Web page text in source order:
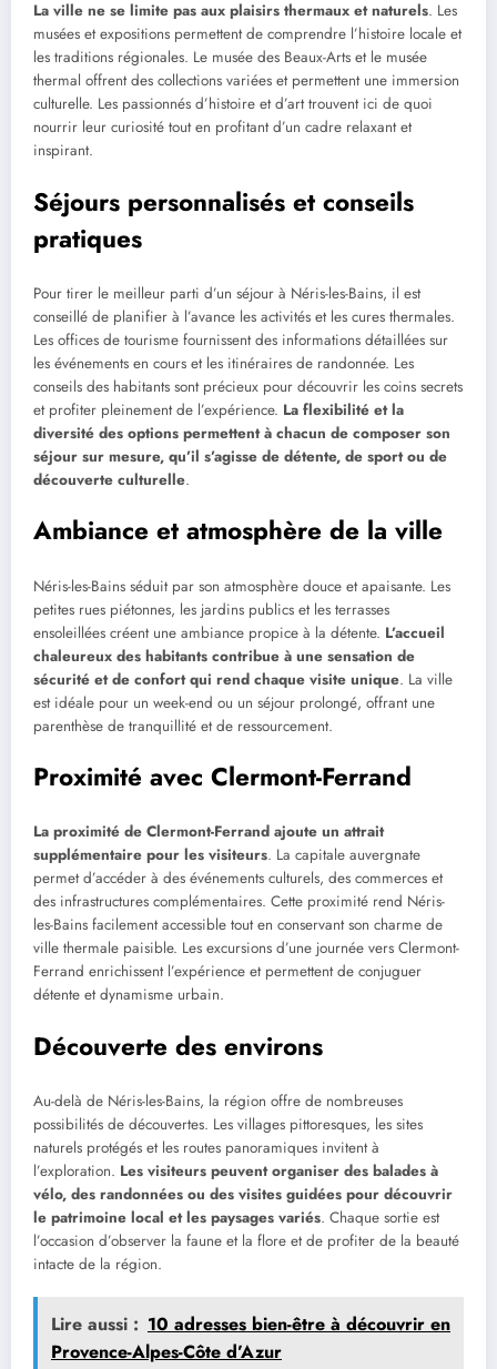
La ville ne se limite pas aux plaisirs thermaux et naturels. Les
musées et expositions permettent de comprendre l’histoire locale et
les traditions régionales. Le musée des Beaux-Arts et le musée
thermal offrent des collections variées et permettent une immersion
culturelle. Les passionnés d’histoire et d’art trouvent ici de quoi
nourrir leur curiosité tout en profitant d’un cadre relaxant et
inspirant.
Séjours personnalisés et conseils
pratiques
Pour tirer le meilleur parti d’un séjour à Néris-les-Bains, il est
conseillé de planifier à l’avance les activités et les cures thermales.
Les offices de tourisme fournissent des informations détaillées sur
les événements en cours et les itinéraires de randonnée. Les
conseils des habitants sont précieux pour découvrir les coins secrets
et profiter pleinement de l’expérience. La flexibilité et la
diversité des options permettent à chacun de composer son
séjour sur mesure, qu’il s’agisse de détente, de sport ou de
découverte culturelle.
Ambiance et atmosphère de la ville
Néris-les-Bains séduit par son atmosphère douce et apaisante. Les
petites rues piétonnes, les jardins publics et les terrasses
ensoleillées créent une ambiance propice à la détente. L’accueil
chaleureux des habitants contribue à une sensation de
sécurité et de confort qui rend chaque visite unique. La ville
est idéale pour un week-end ou un séjour prolongé, offrant une
parenthèse de tranquillité et de ressourcement.
Proximité avec Clermont-Ferrand
La proximité de Clermont-Ferrand ajoute un attrait
supplémentaire pour les visiteurs. La capitale auvergnate
permet d’accéder à des événements culturels, des commerces et
des infrastructures complémentaires. Cette proximité rend Néris-
les-Bains facilement accessible tout en conservant son charme de
ville thermale paisible. Les excursions d’une journée vers Clermont-
Ferrand enrichissent l’expérience et permettent de conjuguer
détente et dynamisme urbain.
Découverte des environs
Au-delà de Néris-les-Bains, la région offre de nombreuses
possibilités de découvertes. Les villages pittoresques, les sites
naturels protégés et les routes panoramiques invitent à
l’exploration. Les visiteurs peuvent organiser des balades à
vélo, des randonnées ou des visites guidées pour découvrir
le patrimoine local et les paysages variés. Chaque sortie est
l’occasion d’observer la faune et la flore et de profiter de la beauté
intacte de la région.
Lire aussi : 10 adresses bien-être à découvrir en
Provence-Alpes-Côte d’Azur